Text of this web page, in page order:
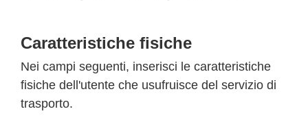
Caratteristiche fisiche
Nei campi seguenti, inserisci le caratteristiche
fisiche dell'utente che usufruisce del servizio di
trasporto.